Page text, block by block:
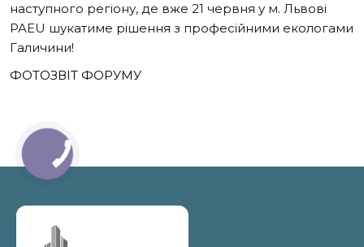
наступного регіону, де вже 21 червня у м. Львові
PAEU шукатиме рішення з професійними екологами
Галичини!
ФОТОЗВІТ ФОРУМУ